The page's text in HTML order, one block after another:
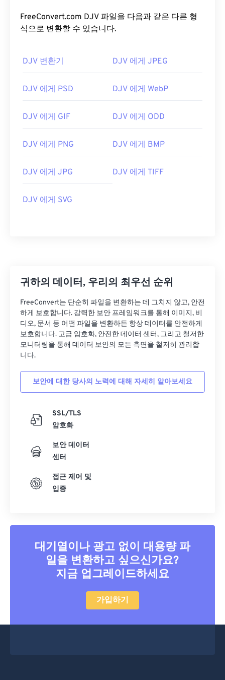
FreeConvert.com DJV 파일을 다음과 같은 다른 형
식으로 변환할 수 있습니다.
DJV 변환기 DJV 에게 JPEG
DJV 에게 PSD DJV 에게 WebP
DJV 에게 GIF DJV 에게 ODD
DJV 에게 PNG DJV 에게 BMP
DJV 에게 JPG DJV 에게 TIFF
DJV 에게 SVG
귀하의 데이터, 우리의 최우선 순위
FreeConvert는 단순히 파일을 변환하는 데 그치지 않고, 안전
하게 보호합니다. 강력한 보안 프레임워크를 통해 이미지, 비
디오, 문서 등 어떤 파일을 변환하든 항상 데이터를 안전하게
보호합니다. 고급 암호화, 안전한 데이터 센터, 그리고 철저한
모니터링을 통해 데이터 보안의 모든 측면을 철저히 관리합
니다.
보안에 대한 당사의 노력에 대해 자세히 알아보세요
SSL/TLS
암호화
보안 데이터
센터
접근 제어 및
입증
대기열이나 광고 없이 대용량 파
일을 변환하고 싶으신가요?
지금 업그레이드하세요
가입하기